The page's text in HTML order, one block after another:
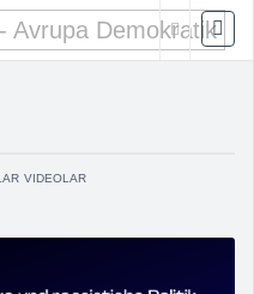
VIDEOLAR